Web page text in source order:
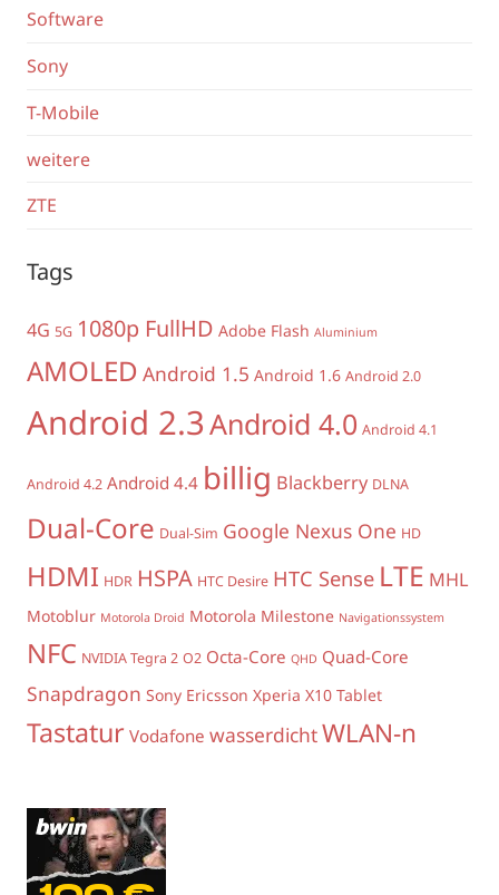
Software
Sony
T-Mobile
weitere
ZTE
Tags
4G 5G 1080p FullHD Adobe Flash Aluminium
AMOLED Android 1.5 Android 1.6 Android 2.0
Android 2.3Android 4.0 Android 4.1
Android 4.2 Android 4.4 billig Blackberry DLNA
Dual-Core Dual-Sim Google Nexus One HD
HDMI HDR HSPA HTC Desire HTC Sense LTE MHL
Motoblur Motorola Droid Motorola Milestone Navigationssystem
NFC NVIDIA Tegra 2 O2 Octa-Core QHD Quad-Core
Snapdragon Sony Ericsson Xperia X10 Tablet
Tastatur Vodafone wasserdichtWLAN-n